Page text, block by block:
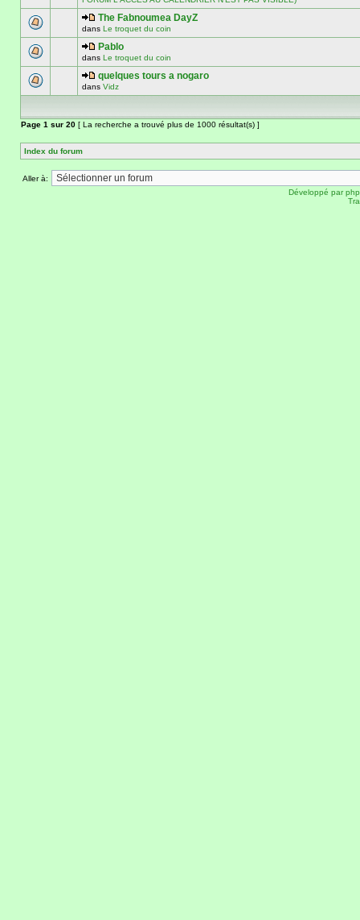
The Fabnoumea DayZ
dans Le troquet du coin
Pablo
dans Le troquet du coin
quelques tours a nogaro
dans Vidz
Page 1 sur 20 [ La recherche a trouvé plus de 1000 résultat(s) ]
Index du forum
Aller à:
Développé par